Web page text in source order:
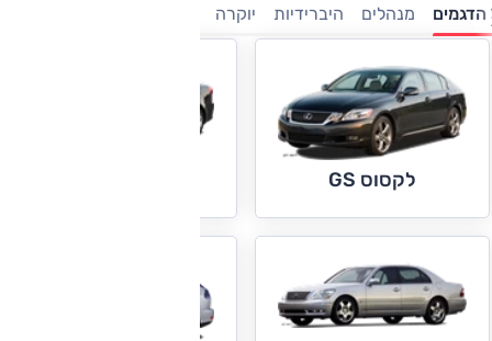
הדגמים מנהלים היברידיות יוקרה
לקסוס GS